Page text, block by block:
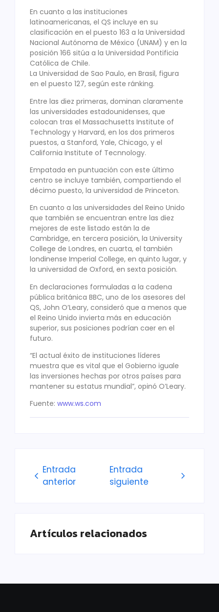
En cuanto a las instituciones
latinoamericanas, el QS incluye en su
clasificación en el puesto 163 a la Universidad
Nacional Autónoma de México (UNAM) y en la
posición 166 sitúa a la Universidad Pontificia
Católica de Chile.
La Universidad de Sao Paulo, en Brasil, figura
en el puesto 127, según este ránking.
Entre las diez primeras, dominan claramente
las universidades estadounidenses, que
colocan tras el Massachusetts Institute of
Technology y Harvard, en los dos primeros
puestos, a Stanford, Yale, Chicago, y el
California Institute of Tecnnology.
Empatada en puntuación con este último
centro se incluye también, compartiendo el
décimo puesto, la universidad de Princeton.
En cuanto a las universidades del Reino Unido
que también se encuentran entre las diez
mejores de este listado están la de
Cambridge, en tercera posición, la University
College de Londres, en cuarta, el también
londinense Imperial College, en quinto lugar, y
la universidad de Oxford, en sexta posición.
En declaraciones formuladas a la cadena
pública británica BBC, uno de los asesores del
QS, John O’Leary, consideró que a menos que
el Reino Unido invierta más en educación
superior, sus posiciones podrían caer en el
futuro.
“El actual éxito de instituciones líderes
muestra que es vital que el Gobierno iguale
las inversiones hechas por otros países para
mantener su estatus mundial”, opinó O’Leary.
Fuente: www.ws.com
Entrada
anterior
Entrada
siguiente
Artículos relacionados